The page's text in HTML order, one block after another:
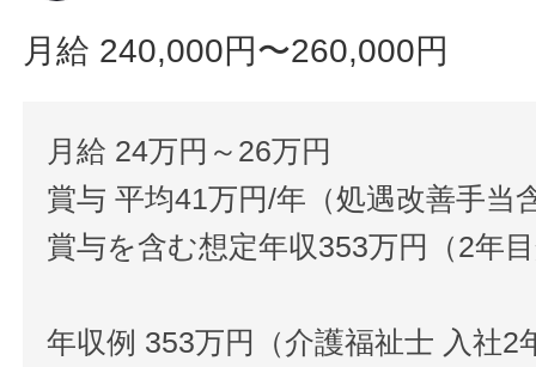
月給 240,000円〜260,000円
月給 24万円～26万円
賞与 平均41万円/年（処遇改善手当
賞与を含む想定年収353万円（2年
年収例 353万円（介護福祉士 入社2